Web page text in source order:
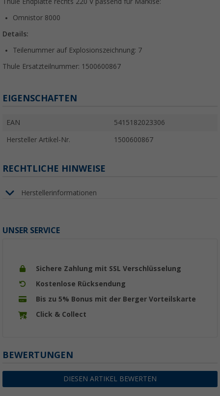
Thule Endplatte rechts 220 V passend für Markise:
Omnistor 8000
Details:
Teilenummer auf Explosionszeichnung: 7
Thule Ersatzteilnummer: 1500600867
EIGENSCHAFTEN
EAN 5415182023306
Hersteller Artikel-Nr. 1500600867
RECHTLICHE HINWEISE
Herstellerinformationen
UNSER SERVICE
Sichere Zahlung mit SSL Verschlüsselung
Kostenlose Rücksendung
Bis zu 5% Bonus mit der Berger Vorteilskarte
Click & Collect
BEWERTUNGEN
DIESEN ARTIKEL BEWERTEN